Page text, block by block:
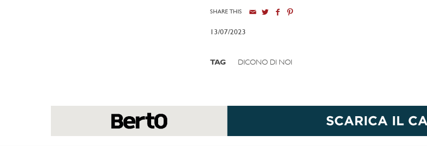
SHARE THIS
13/07/2023
TAG DICONO DI NOI